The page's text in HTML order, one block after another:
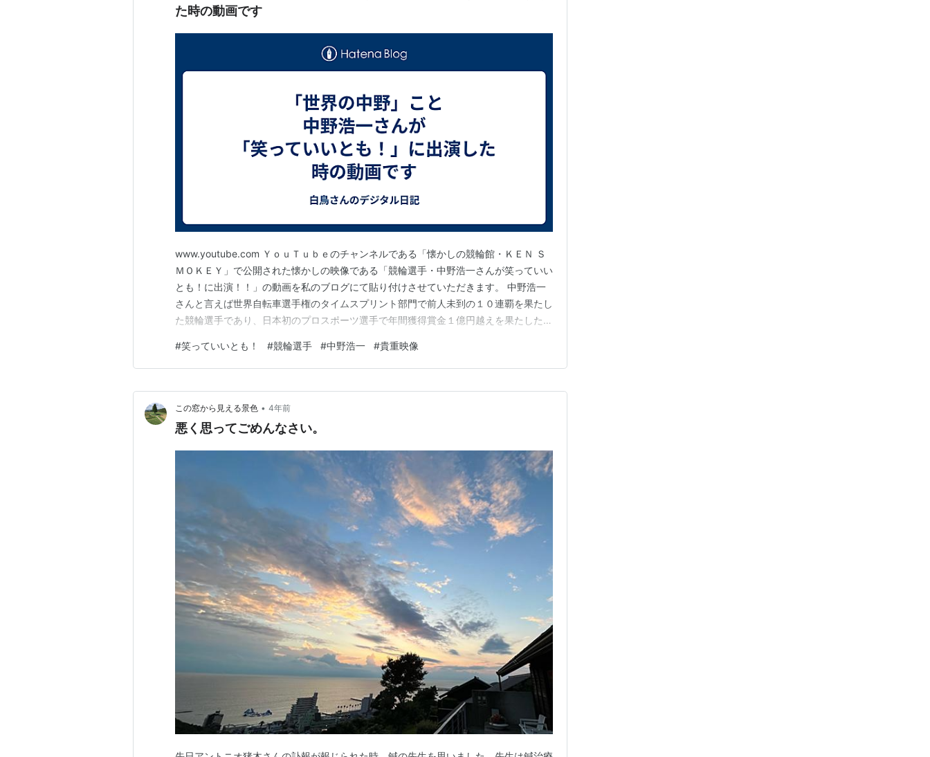
た時の動画です
www.youtube.com ＹｏｕＴｕｂｅのチャンネルである「懐かしの競輪館・ＫＥＮ Ｓ
ＭＯＫＥＹ」で公開された懐かしの映像である「競輪選手・中野浩一さんが笑っていい
とも！に出演！！」の動画を私のブログにて貼り付けさせていただきます。 中野浩一
さんと言えば世界自転車選手権のタイムスプリント部門で前人未到の１０連覇を果たし
た競輪選手であり、日本初のプロスポーツ選手で年間獲得賞金１億円越えを果たした方
時代の中野浩一さんは数々の記録を作った方として知られていますが、現役時代に、平
日のお昼にフジテレビで放送されていた「笑…
#笑っていいとも！ #競輪選手 #中野浩一 #貴重映像
この窓から見える景色 • 4年前
悪く思ってごめんなさい。